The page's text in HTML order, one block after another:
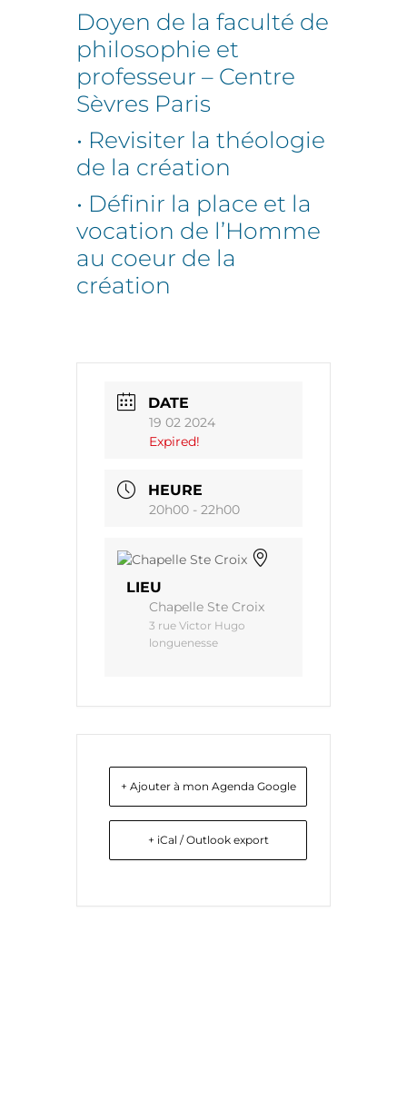
Doyen de la faculté de
philosophie et
professeur – Centre
Sèvres Paris
• Revisiter la théologie
de la création
• Définir la place et la
vocation de l’Homme
au coeur de la
création
DATE
19 02 2024
Expired!
HEURE
20h00 - 22h00
LIEU
Chapelle Ste Croix
3 rue Victor Hugo
longuenesse
+ Ajouter à mon Agenda Google
+ iCal / Outlook export